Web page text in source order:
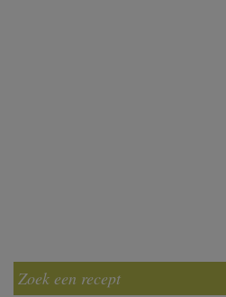
Zoek een recept